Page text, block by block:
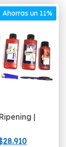
Ahorras un 11%
|
28.910El